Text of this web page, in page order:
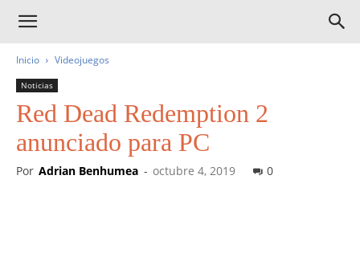
Inicio Videojuegos
Noticias
Red Dead Redemption 2
anunciado para PC
Por Adrian Benhumea - octubre 4, 2019 0